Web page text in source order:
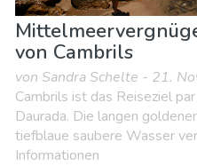
von Cambrils
von Sandra Schelte - 21.
Cambrils ist das Reiseziel
Daurada. Die langen
tiefblaue saubere Wasser
Informationen